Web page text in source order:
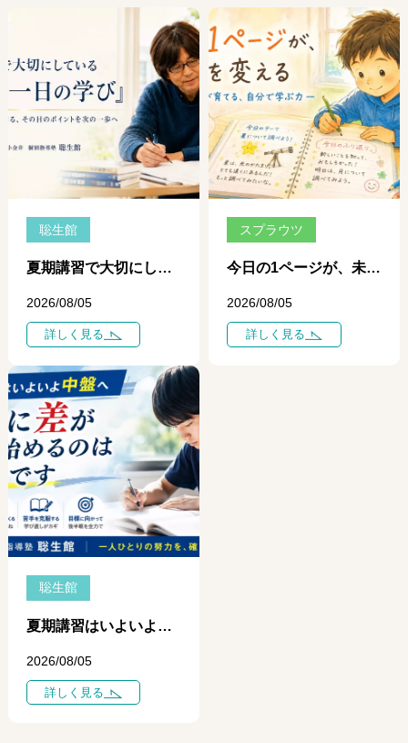
聡生館
夏期講習で大切にしている「一日、一日の学び」 ― 個別指導だからできる、その日のポイントを次の一歩につなげる学習 ―
2026/08/05
詳しく見る
スプラウツ
今日の1ページが、未来を変える ― 自学ノートが育てる、自分で学ぶ力 ―
2026/08/05
詳しく見る
聡生館
夏期講習はいよいよ中盤へ ― 学力に差がつき始めるのは「今」です ―
2026/08/05
詳しく見る